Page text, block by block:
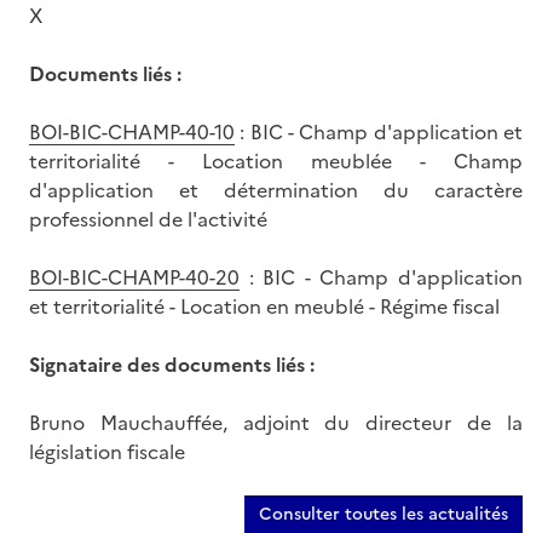
X
Documents liés :
BOI-BIC-CHAMP-40-10 : BIC - Champ d'application et
territorialité - Location meublée - Champ
d'application et détermination du caractère
professionnel de l'activité
BOI-BIC-CHAMP-40-20 : BIC - Champ d'application
et territorialité - Location en meublé - Régime fiscal
Signataire des documents liés :
Bruno Mauchauffée, adjoint du directeur de la
législation fiscale
Consulter toutes les actualités